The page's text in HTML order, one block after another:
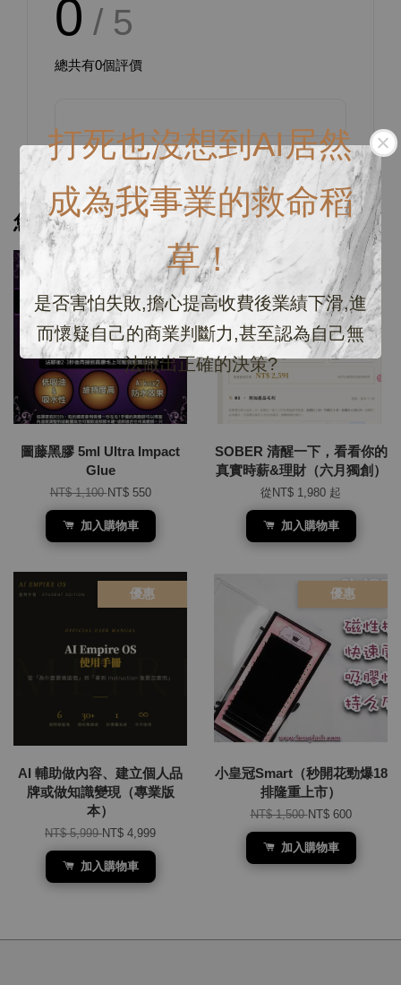
打死也沒想到AI居然
成為我事業的救命稻
草！
是否害怕失敗,擔心提高收費後業績下滑,進
而懷疑自己的商業判斷力,甚至認為自己無
法做出正確的決策?
0 / 5
總共有0個評價
您可能也喜歡
優惠
圖藤黑膠 5ml Ultra Impact
Glue
NT$ 1,100NT$ 550
加入購物車
SOBER 清醒一下，看看你的
真實時薪&理財（六月獨創）
從 NT$ 1,980 起
加入購物車
優惠
AI 輔助做內容、建立個人品
牌或做知識變現（專業版
本）
NT$ 5,999NT$ 4,999
加入購物車
優惠
小皇冠Smart（秒開花勁爆18
排隆重上市）
NT$ 1,500NT$ 600
加入購物車